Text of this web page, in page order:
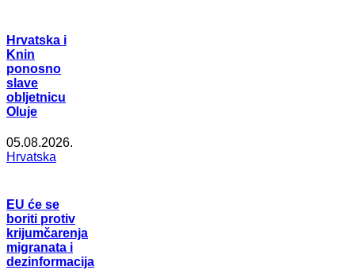
Hrvatska i
Knin
ponosno
slave
obljetnicu
Oluje
05.08.2026.
Hrvatska
EU će se
boriti protiv
krijumčarenja
migranata i
dezinformacija